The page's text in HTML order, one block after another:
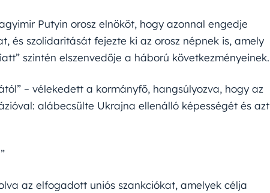
Putyin orosz elnököt, hogy azonnal engedje
és szolidaritását fejezte ki az orosz népnek is, amely
szintén elszenvedője a háború következményeinek.
– vélekedett a kormányfő, hangsúlyozva, hogy az
alábecsülte Ukrajna ellenálló képességét és azt
az elfogadott uniós szankciókat, amelyek célja